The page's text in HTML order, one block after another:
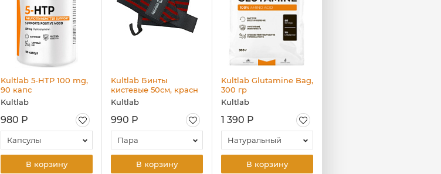
Kultlab 5-HTP 100 mg,
90 капс
Kultlab
980 Р
Капсулы
В корзину
Kultlab Бинты
кистевые 50см, красн
Kultlab
990 Р
Пара
В корзину
Kultlab Glutamine Bag,
300 гр
Kultlab
1 390 Р
Натуральный
В корзину